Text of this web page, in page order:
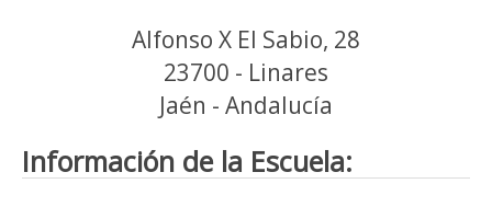
Alfonso X El Sabio, 28
23700 - Linares
Jaén - Andalucía
Información de la Escuela: